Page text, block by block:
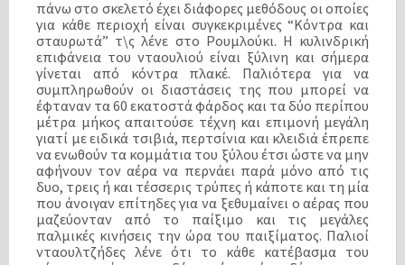
πάνω στο σκελετό έχει διάφορες μεθόδους οι οποίες
για κάθε περιοχή είναι συγκεκριμένες“Κόντρα και
σταυρωτά” τ\ς λένε στο Ρουμλούκι. Η κυλινδρική
επιφάνεια του νταουλιού είναι ξύλινη και σήμερα
γίνεται από κόντρα πλακέ. Παλιότερα για να
συμπληρωθούν οι διαστάσεις της που μπορεί να
έφταναν τα 60 εκατοστά φάρδος και τα δύο περίπου
μέτρα μήκος απαιτούσε τέχνη και επιμονή μεγάλη
γιατί με ειδικά τσιβιά, περτσίνια και κλειδιά έπρεπε
να ενωθούν τα κομμάτια του ξύλου έτσι ώστε να μην
αφήνουν τον αέρα να περνάει παρά μόνο από τις
δυο, τρεις ή και τέσσερις τρύπες ή κάποτε και τη μία
που άνοιγαν επίτηδες για να ξεθυμαίνει ο αέρας που
μαζεύονταν από το παίξιμο και τις μεγάλες
παλμικές κινήσεις την ώρα του παιξίματος. Παλιοί
νταουλτζήδες λένε ότι το κάθε κατέβασμα του